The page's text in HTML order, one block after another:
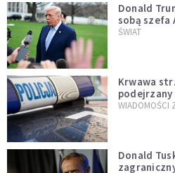
Donald
sobą szefa
Muska
ŚWIAT
Krwawa
podejrzany
WIADOMOŚCI
Donald